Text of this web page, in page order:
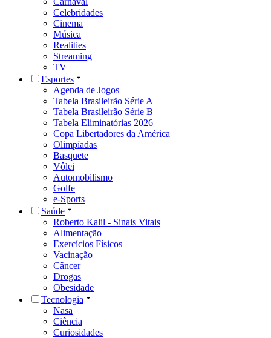
Celebridades
Cinema
Música
Realities
Streaming
TV
Esportes
Agenda de Jogos
Tabela Brasileirão Série A
Tabela Brasileirão Série B
Tabela Eliminatórias 2026
Copa Libertadores da América
Olimpíadas
Basquete
Vôlei
Automobilismo
Golfe
e-Sports
Saúde
Roberto Kalil - Sinais Vitais
Alimentação
Exercícios Físicos
Vacinação
Câncer
Drogas
Obesidade
Tecnologia
Nasa
Ciência
Curiosidades